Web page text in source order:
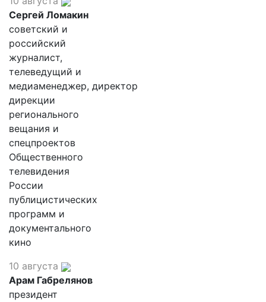
Сергей Ломакин
советский и
российский
журналист,
телеведущий и
медиаменеджер, директор
дирекции
регионального
вещания и
спецпроектов
Общественного
телевидения
России
публицистических
программ и
документального
кино
10 августа
Арам Габрелянов
президент